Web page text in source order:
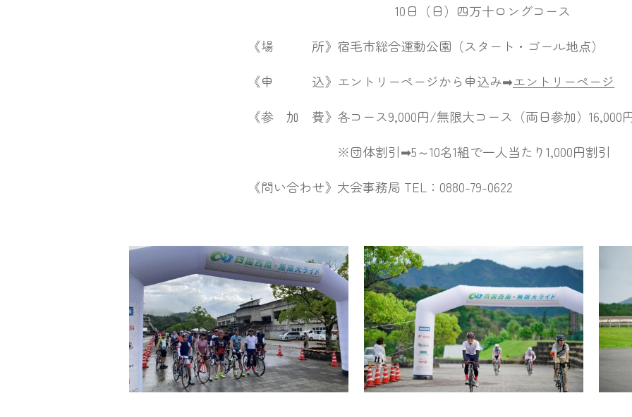
10日（日）四万十ロングコース 8
《場 所》宿毛市総合運動公園（スタート・ゴール地点）
《申 込》エントリーページから申込み➡エントリーページ
《参 加 費》各コース9,000円/無限大コース（両日参加）16,000
※団体割引➡5～10名1組で一人当たり1,000円割引
《問い合わせ》大会事務局 TEL：0880-79-0622